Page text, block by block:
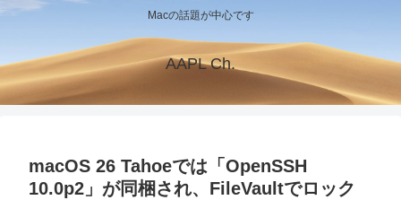
Macの話題が中心です
AAPL Ch.
macOS 26 Tahoeでは「OpenSSH
10.0p2」が同梱され、FileVaultでロック